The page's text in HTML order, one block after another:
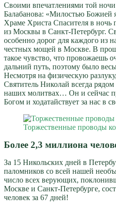
Своими впечатлениями той
Балабанова: «Милостью Божией
Храме Христа Спасителя в ночь
из Москвы в Санкт-Петербург.
особенно дорог для каждого из
честных мощей в Москве. В
такое чувство, что провожаешь
дальний путь, поэтому было
Несмотря на физическую
Святитель Николай всегда
наших молитвах… Он и сейчас
Богом и ходатайствует за нас в
Торжественные проводы
Более 2,3 миллиона
За 15 Никольских дней в
паломников со всей нашей
число всех верующих,
Москве и Санкт-Петербурге,
человек за 67 дней!